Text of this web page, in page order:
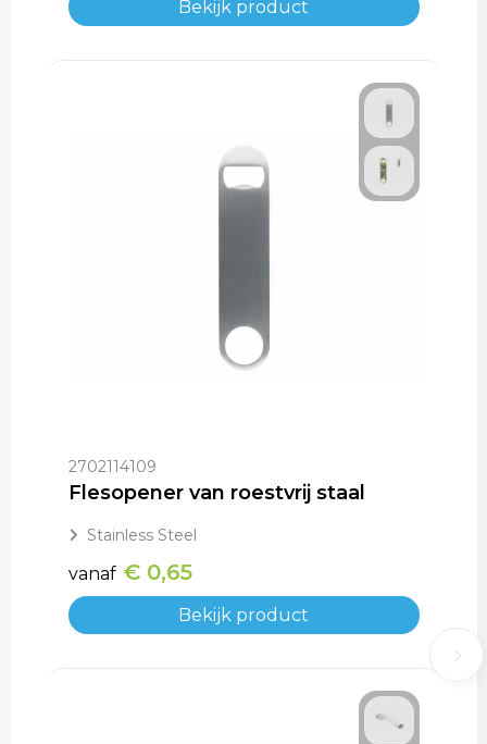
Bekijk product
2702114109
Flesopener van roestvrij staal
Stainless Steel
vanaf € 0,65
Bekijk product